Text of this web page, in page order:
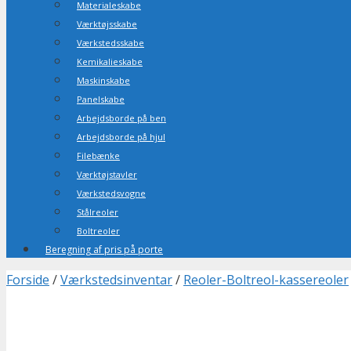
Materialeskabe
Værktøjsskabe
Værkstedsskabe
Kemikalieskabe
Maskinskabe
Panelskabe
Arbejdsborde på ben
Arbejdsborde på hjul
Filebænke
Værktøjstavler
Værkstedsvogne
Stålreoler
Boltreoler
Beregning af pris på porte
Forside /Værkstedsinventar/ Reoler-Boltreol-kassereoler